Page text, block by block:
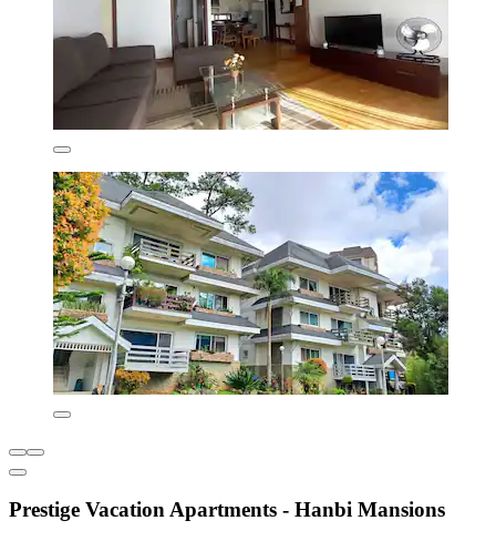
Prestige Vacation Apartments - Hanbi Mansions